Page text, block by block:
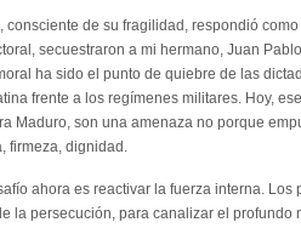
consciente de su fragilidad, respondió
secuestraron a mi hermano, Juan
ha sido el punto de quiebre de las
frente a los regímenes militares. Hoy,
Maduro, son una amenaza no porque
firmeza, dignidad.
ahora es reactivar la fuerza interna.
la persecución, para canalizar el profundo